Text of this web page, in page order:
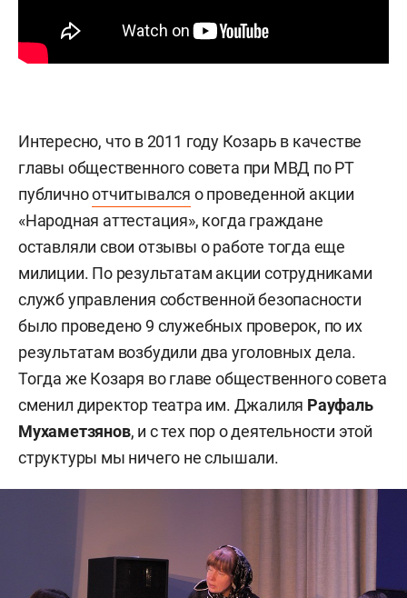
Интересно, что в 2011 году Козарь в качестве
главы общественного совета при МВД по РТ
публичноотчитывался о проведенной акции
«Народная аттестация», когда граждане
оставляли свои отзывы о работе тогда еще
милиции. По результатам акции сотрудниками
служб управления собственной безопасности
было проведено 9 служебных проверок, по их
результатам возбудили два уголовных дела.
Тогда же Козаря во главе общественного совета
сменил директор театра им. Джалиля Рауфаль
Мухаметзянов, и с тех пор о деятельности этой
структуры мы ничего не слышали.